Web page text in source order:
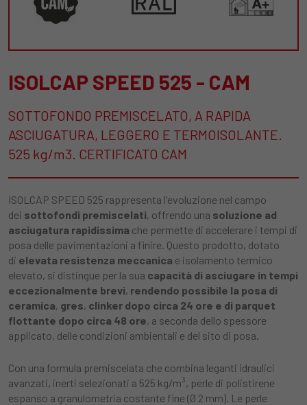
ISOLCAP SPEED 525 - CAM
SOTTOFONDO PREMISCELATO, A RAPIDA
ASCIUGATURA, LEGGERO E TERMOISOLANTE.
525 kg/m3. CERTIFICATO CAM
ISOLCAP SPEED 525 rappresenta l'evoluzione nel campo
dei sottofondi premiscelati, offrendo una soluzione ad
asciugatura rapidissima che permette di accelerare i tempi di
posa delle pavimentazioni a finire. Questo prodotto, dotato
di elevata resistenza meccanica e isolamento termico
elevato, si distingue per la sua capacità di asciugare in tempi
eccezionalmente brevi, rendendo possibile la posa di
ceramica, gres, clinker dopo circa 24 ore e di parquet
flottante dopo circa 48 ore, a seconda dello spessore
applicato, delle condizioni ambientali e del sito di posa.
Con una formula premiscelata che combina leganti idraulici
avanzati, inerti selezionati a 525 kg/m³, perle di polistirene
espanso a granulometria costante fine (Ø 2 mm). Le perle